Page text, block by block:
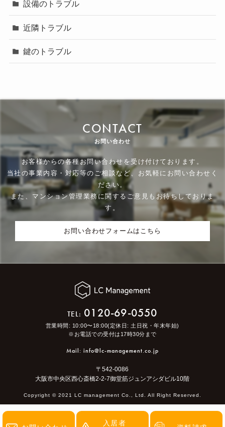
設備のトラブル
近隣トラブル
鍵のトラブル
CONTACT
お問い合わせ
お客様からの各種お問い合わせを受け付けております。
当社の事業内容・対応等のご相談など、お気軽にお問い合わせく
ださい。
また、マンション管理業務に関するご意見もお待ちしておりま
す。
お問い合わせフォームはこちら
TEL: 0120-69-0550
営業時間: 10:00〜18:00(定休日: 土日祝・年末年始)
※お電話での受付は17時30分まで
Mail: info@lc-management.co.jp
〒542-0086
大阪市中央区西心斎橋2-2-7御堂筋ジュンアシダビル10階
Copyright ©︎ 2021 LC management Co., Ltd. All Right Reserved.
入居者